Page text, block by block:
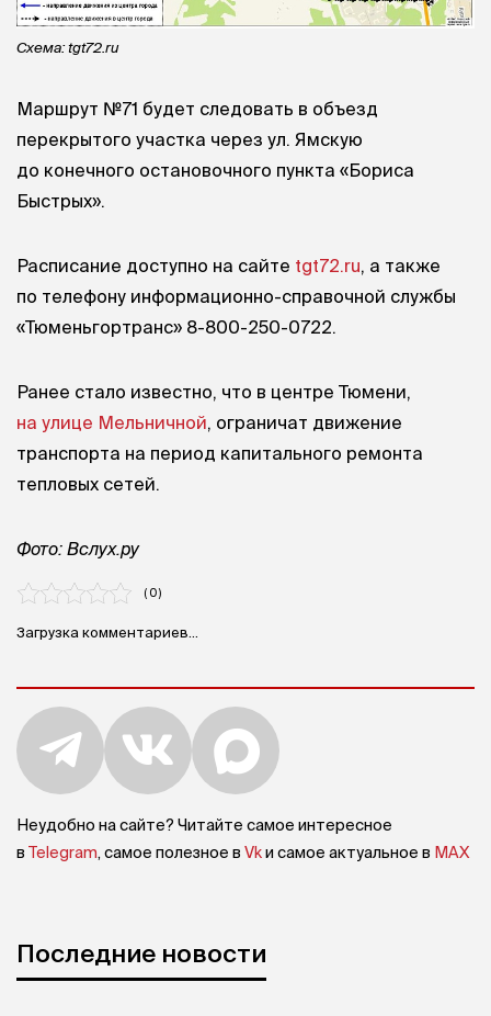
Схема: tgt72.ru
Маршрут №71 будет следовать в объезд
перекрытого участка через ул. Ямскую
до конечного остановочного пункта «Бориса
Быстрых».
Расписание доступно на сайте tgt72.ru, а также
по телефону информационно-справочной службы
«Тюменьгортранс» 8-800-250-0722.
Ранее стало известно, что в центре Тюмени,
на улице Мельничной, ограничат движение
транспорта на период капитального ремонта
тепловых сетей.
Фото: Вслух.ру
( 0 )
Загрузка комментариев...
Неудобно на сайте? Читайте самое интересное
в Telegram, самое полезное в Vkи самое актуальное в MAX
Последние новости